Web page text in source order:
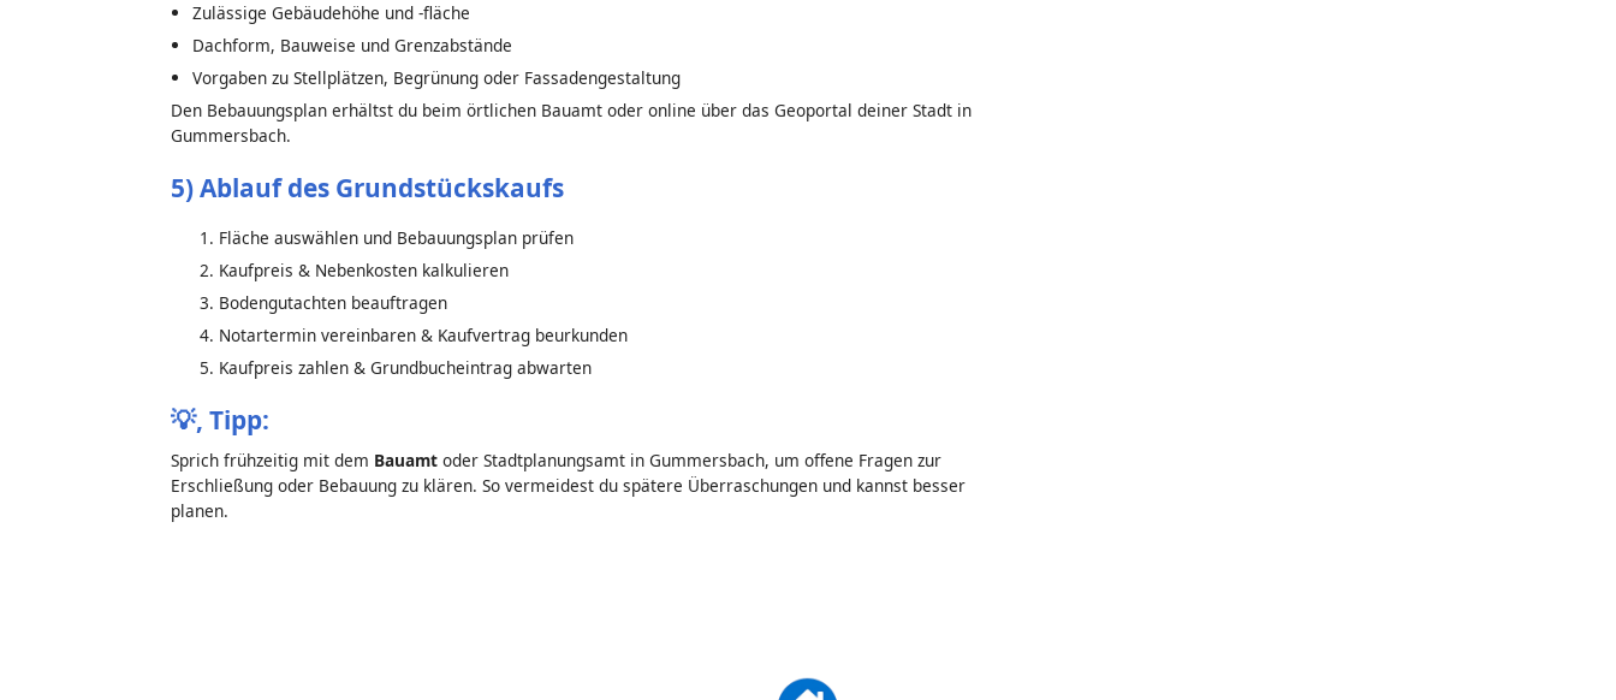
Zulässige Gebäudehöhe und -fläche
Dachform, Bauweise und Grenzabstände
Vorgaben zu Stellplätzen, Begrünung oder Fassadengestaltung
Den Bebauungsplan erhältst du beim örtlichen Bauamt oder online über das Geoportal deiner Stadt in
Gummersbach.
5) Ablauf des Grundstückskaufs
Fläche auswählen und Bebauungsplan prüfen
Kaufpreis & Nebenkosten kalkulieren
Bodengutachten beauftragen
Notartermin vereinbaren & Kaufvertrag beurkunden
Kaufpreis zahlen & Grundbucheintrag abwarten
💡, Tipp:
Sprich frühzeitig mit dem Bauamt oder Stadtplanungsamt in Gummersbach, um offene Fragen zur
Erschließung oder Bebauung zu klären. So vermeidest du spätere Überraschungen und kannst besser
planen.